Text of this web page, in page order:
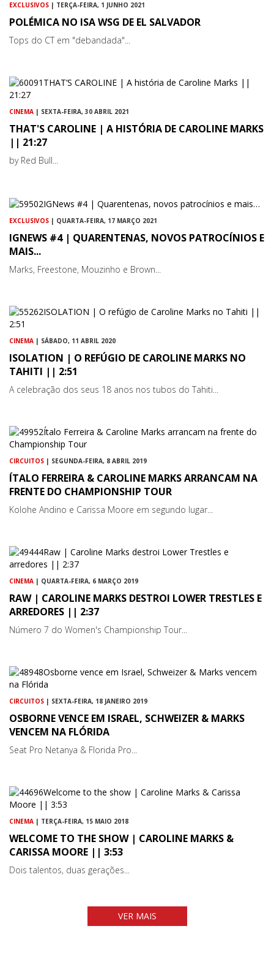
EXCLUSIVOS | TERÇA-FEIRA, 1 JUNHO 2021
POLÉMICA NO ISA WSG DE EL SALVADOR
Tops do CT em "debandada"...
CINEMA | SEXTA-FEIRA, 30 ABRIL 2021
THAT'S CAROLINE | A HISTÓRIA DE CAROLINE MARKS
|| 21:27
by Red Bull...
EXCLUSIVOS | QUARTA-FEIRA, 17 MARÇO 2021
IGNEWS #4 | QUARENTENAS, NOVOS PATROCÍNIOS E
MAIS...
Marks, Freestone, Mouzinho e Brown...
CINEMA | SÁBADO, 11 ABRIL 2020
ISOLATION | O REFÚGIO DE CAROLINE MARKS NO
TAHITI || 2:51
A celebração dos seus 18 anos nos tubos do Tahiti...
CIRCUITOS | SEGUNDA-FEIRA, 8 ABRIL 2019
ÍTALO FERREIRA & CAROLINE MARKS ARRANCAM NA
FRENTE DO CHAMPIONSHIP TOUR
Kolohe Andino e Carissa Moore em segundo lugar...
CINEMA | QUARTA-FEIRA, 6 MARÇO 2019
RAW | CAROLINE MARKS DESTROI LOWER TRESTLES E
ARREDORES || 2:37
Número 7 do Women's Championship Tour...
CIRCUITOS | SEXTA-FEIRA, 18 JANEIRO 2019
OSBORNE VENCE EM ISRAEL, SCHWEIZER & MARKS
VENCEM NA FLÓRIDA
Seat Pro Netanya & Florida Pro...
CINEMA | TERÇA-FEIRA, 15 MAIO 2018
WELCOME TO THE SHOW | CAROLINE MARKS &
CARISSA MOORE || 3:53
Dois talentos, duas gerações...
VER MAIS